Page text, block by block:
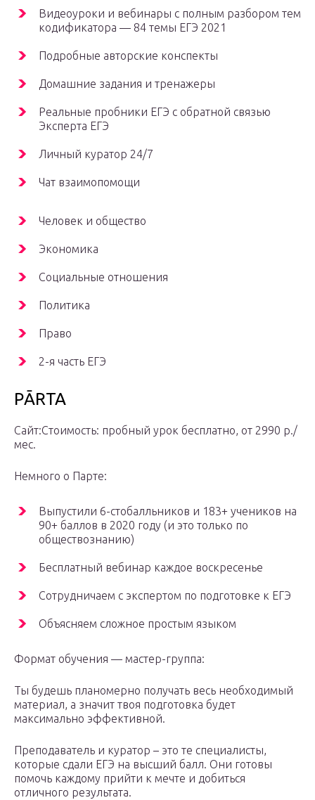
Видеоуроки и вебинары с полным разбором тем
кодификатора — 84 темы ЕГЭ 2021
Подробные авторские конспекты
Домашние задания и тренажеры
Реальные пробники ЕГЭ с обратной связью
Эксперта ЕГЭ
Личный куратор 24/7
Чат взаимопомощи
Человек и общество
Экономика
Социальные отношения
Политика
Право
2-я часть ЕГЭ
PĀRTA
Сайт:Стоимость: пробный урок бесплатно, от 2990 р./
мес.
Немного о Парте:
Выпустили 6-стобалльников и 183+ учеников на
90+ баллов в 2020 году (и это только по
обществознанию)
Бесплатный вебинар каждое воскресенье
Сотрудничаем с экспертом по подготовке к ЕГЭ
Объясняем сложное простым языком
Формат обучения — мастер-группа:
Ты будешь планомерно получать весь необходимый
материал, а значит твоя подготовка будет
максимально эффективной.
Преподаватель и куратор – это те специалисты,
которые сдали ЕГЭ на высший балл. Они готовы
помочь каждому прийти к мечте и добиться
отличного результата.